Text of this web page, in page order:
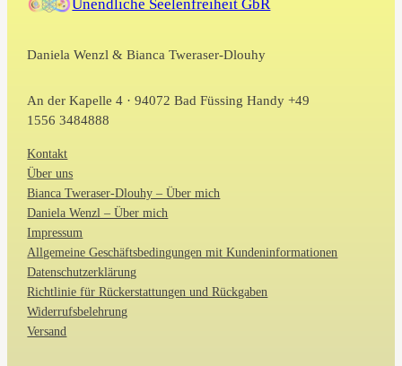
Unendliche Seelenfreiheit GbR
Daniela Wenzl & Bianca Tweraser-Dlouhy
An der Kapelle 4 · 94072 Bad Füssing Handy +49
1556 3484888
Kontakt
Über uns
Bianca Tweraser-Dlouhy – Über mich
Daniela Wenzl – Über mich
Impressum
Allgemeine Geschäftsbedingungen mit Kundeninformationen
Datenschutzerklärung
Richtlinie für Rückerstattungen und Rückgaben
Widerrufsbelehrung
Versand